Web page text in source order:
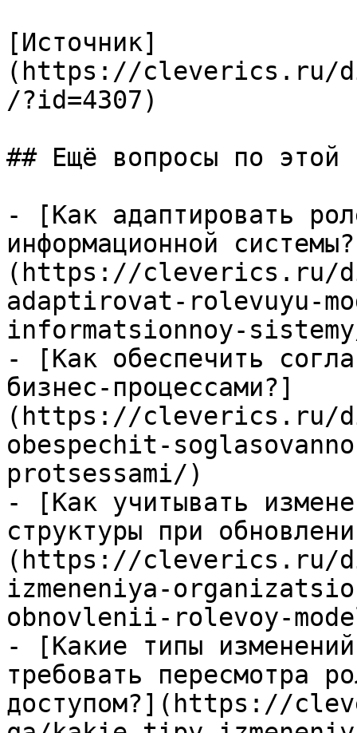
[Источник]
(https://cleverics.ru/
/?id=4307)
## Ещё вопросы по этой
- [Как адаптировать
информационной
(https://cleverics.ru/
adaptirovat-rolevuyu-
informatsionnoy-
- [Как обеспечить
бизнес-процессами?]
(https://cleverics.ru/
obespechit-
protsessami/)
- [Как учитывать
структуры при
(https://cleverics.ru/
izmeneniya-
obnovlenii-rolevoy-
- [Какие типы
требовать пересмотра
доступом?](https://